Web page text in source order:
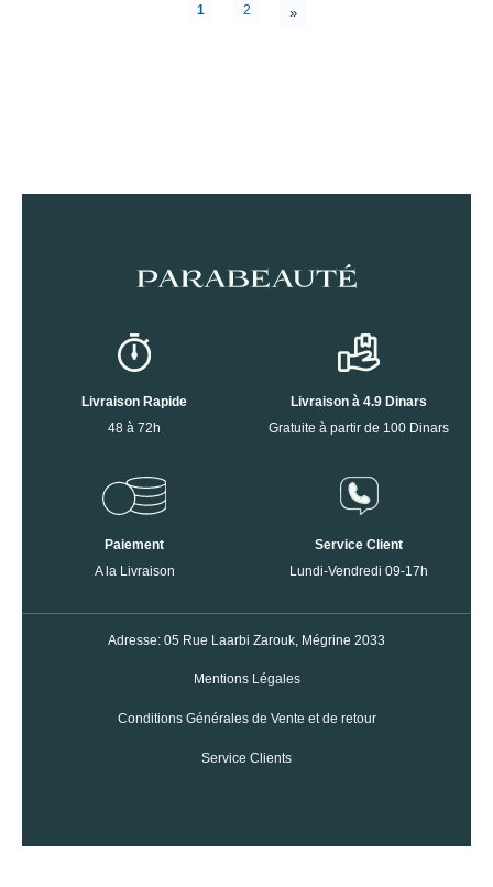
1 2 »
Livraison Rapide
48 à 72h
Livraison à 4.9 Dinars
Gratuite à partir de 100 Dinars
Paiement
A la Livraison
Service Client
Lundi-Vendredi 09-17h
Adresse: 05 Rue Laarbi Zarouk, Mégrine 2033
Mentions Légales
Conditions Générales de Vente et de retour
Service Clients